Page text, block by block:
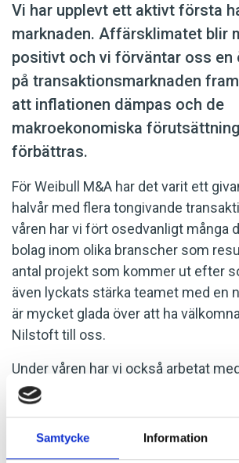
Samtycke Information
Vi har upplevt ett aktivt första
marknaden. Affärsklimatet blir
positivt och vi förväntar oss en
på transaktionsmarknaden
att inflationen dämpas och de
makroekonomiska
förbättras.
För Weibull M&A har det varit ett
halvår med flera tongivande
våren har vi fört osedvanligt många
bolag inom olika branscher som
antal projekt som kommer ut efter
även lyckats stärka teamet med en
är mycket glada över att ha
Nilstoft till oss.
Under våren har vi också arbetat
vi delger våra erfarenheter som en
anlitade M&A-rådgivare i
Önskar ni ta del av boken är ni